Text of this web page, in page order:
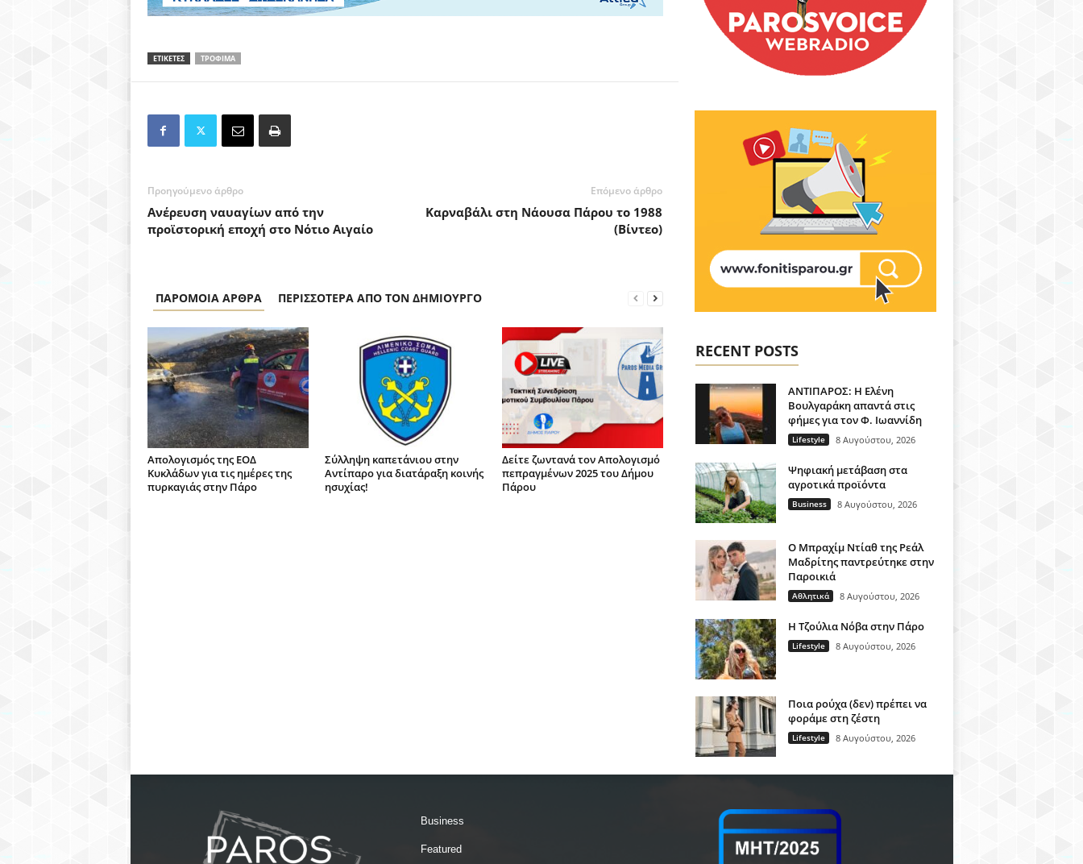
ΕΤΙΚΕΤΕΣ ΤΡΟΦΙΜΑ
Προηγούμενο άρθρο
Ανέρευση ναυαγίων από την
προϊστορική εποχή στο Νότιο Αιγαίο
Επόμενο άρθρο
Καρναβάλι στη Νάουσα Πάρου το 1988
(Βίντεο)
ΠΑΡΟΜΟΙΑ ΑΡΘΡΑ ΠΕΡΙΣΣΟΤΕΡΑ ΑΠΟ ΤΟΝ ΔΗΜΙΟΥΡΓΟ
Απολογισμός της ΕΟΔ
Κυκλάδων για τις ημέρες της
πυρκαγιάς στην Πάρο
Σύλληψη καπετάνιου στην
Αντίπαρο για διατάραξη κοινής
ησυχίας!
Δείτε ζωντανά τον Απολογισμό
πεπραγμένων 2025 του Δήμου
Πάρου
RECENT POSTS
ΑΝΤΙΠΑΡΟΣ: Η Ελένη
Βουλγαράκη απαντά στις
φήμες για τον Φ. Ιωαννίδη
Lifestyle 8 Αυγούστου, 2026
Ψηφιακή μετάβαση στα
αγροτικά προϊόντα
Business 8 Αυγούστου, 2026
Ο Μπραχίμ Ντίαθ της Ρεάλ
Μαδρίτης παντρεύτηκε στην
Παροικιά
Αθλητικά 8 Αυγούστου, 2026
H Τζούλια Νόβα στην Πάρο
Lifestyle 8 Αυγούστου, 2026
Ποια ρούχα (δεν) πρέπει να
φοράμε στη ζέστη
Lifestyle 8 Αυγούστου, 2026
Business
Featured